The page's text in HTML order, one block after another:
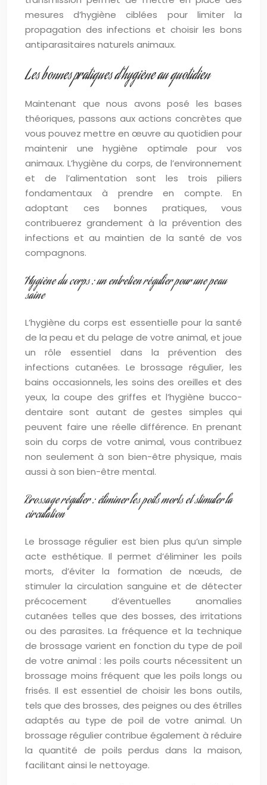
mesures d’hygiène ciblées pour limiter la
propagation des infections et choisir les bons
antiparasitaires naturels animaux.
Les bonnes pratiques d’hygiène au quotidien
Maintenant que nous avons posé les bases
théoriques, passons aux actions concrètes que
vous pouvez mettre en œuvre au quotidien pour
maintenir une hygiène optimale pour vos
animaux. L’hygiène du corps, de l’environnement
et de l’alimentation sont les trois piliers
fondamentaux à prendre en compte. En
adoptant ces bonnes pratiques, vous
contribuerez grandement à la prévention des
infections et au maintien de la santé de vos
compagnons.
Hygiène du corps : un entretien régulier pour une peau
saine
L’hygiène du corps est essentielle pour la santé
de la peau et du pelage de votre animal, et joue
un rôle essentiel dans la prévention des
infections cutanées. Le brossage régulier, les
bains occasionnels, les soins des oreilles et des
yeux, la coupe des griffes et l’hygiène bucco-
dentaire sont autant de gestes simples qui
peuvent faire une réelle différence. En prenant
soin du corps de votre animal, vous contribuez
non seulement à son bien-être physique, mais
aussi à son bien-être mental.
Brossage régulier : éliminer les poils morts et stimuler la
circulation
Le brossage régulier est bien plus qu’un simple
acte esthétique. Il permet d’éliminer les poils
morts, d’éviter la formation de nœuds, de
stimuler la circulation sanguine et de détecter
précocement d’éventuelles anomalies
cutanées telles que des bosses, des irritations
ou des parasites. La fréquence et la technique
de brossage varient en fonction du type de poil
de votre animal : les poils courts nécessitent un
brossage moins fréquent que les poils longs ou
frisés. Il est essentiel de choisir les bons outils,
tels que des brosses, des peignes ou des étrilles
adaptés au type de poil de votre animal. Un
brossage régulier contribue également à réduire
la quantité de poils perdus dans la maison,
facilitant ainsi le nettoyage.